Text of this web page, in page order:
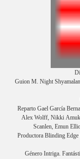
Guion M. Night
Reparto Gael García
Alex Wolff, Nikki
Scanlen, Emun
Productora Blinding
Género Intriga.